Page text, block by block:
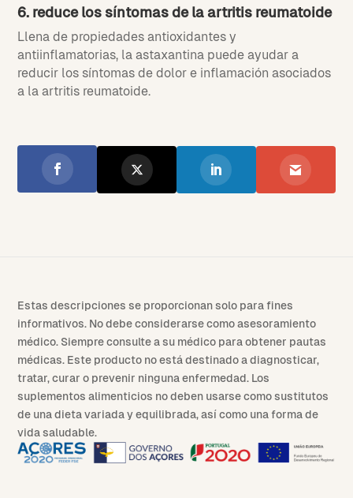
6. reduce los síntomas de la artritis reumatoide
Llena de propiedades antioxidantes y
antiinflamatorias, la astaxantina puede ayudar a
reducir los síntomas de dolor e inflamación asociados
a la artritis reumatoide.
Estas descripciones se proporcionan solo para fines
informativos. No debe considerarse como asesoramiento
médico. Siempre consulte a su médico para obtener pautas
médicas. Este producto no está destinado a diagnosticar,
tratar, curar o prevenir ninguna enfermedad. Los
suplementos alimenticios no deben usarse como sustitutos
de una dieta variada y equilibrada, así como una forma de
vida saludable.